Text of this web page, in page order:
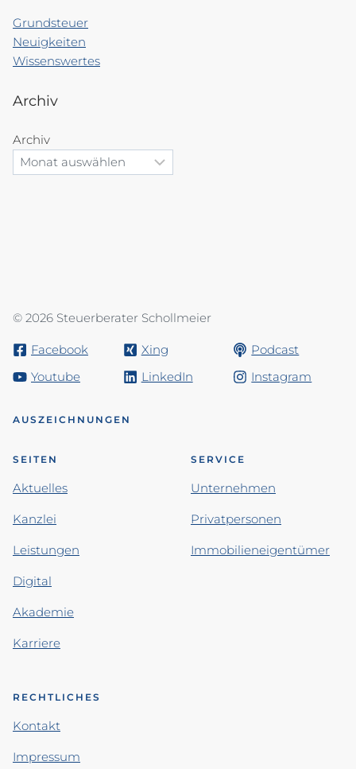
Grundsteuer
Neuigkeiten
Wissenswertes
Archiv
Archiv
© 2026 Steuerberater Schollmeier
Facebook Xing
Podcast
Youtube
LinkedIn Instagram
AUSZEICHNUNGEN
SEITEN
Aktuelles
Kanzlei
Leistungen
Digital
Akademie
Karriere
SERVICE
Unternehmen
Privatpersonen
Immobilieneigentümer
RECHTLICHES
Kontakt
Impressum